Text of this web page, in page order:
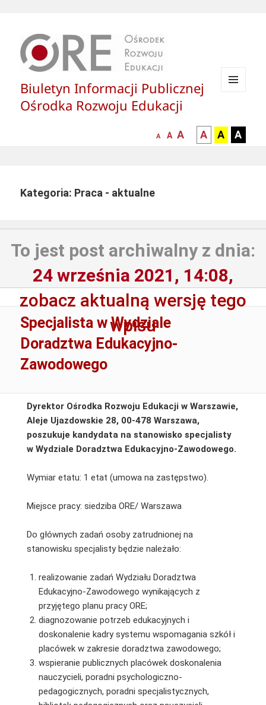
Biuletyn Informacji Publicznej
Ośrodka Rozwoju Edukacji
mniejsza
A
normalna
A
większa-
czcionka
A
kontrast
czarny
A
kontrast
czarny
A
żółty
A
Kategoria: Praca - aktualne
To jest post archiwalny z dnia:
24 września 2021, 14:08,
zobacz aktualną wersję tego
wpisu
Specjalista w Wydziale
Doradztwa Edukacyjno-
Zawodowego
Dyrektor Ośrodka Rozwoju Edukacji w Warszawie,
Aleje Ujazdowskie 28, 00-478 Warszawa,
poszukuje kandydata na stanowisko specjalisty
w Wydziale Doradztwa Edukacyjno-Zawodowego.
Wymiar etatu: 1 etat (umowa na zastępstwo).
Miejsce pracy: siedziba ORE/ Warszawa
Do głównych zadań osoby zatrudnionej na
stanowisku specjalisty będzie należało:
realizowanie zadań Wydziału Doradztwa
Edukacyjno-Zawodowego wynikających z
przyjętego planu pracy ORE;
diagnozowanie potrzeb edukacyjnych i
doskonalenie kadry systemu wspomagania szkół i
placówek w zakresie doradztwa zawodowego;
wspieranie publicznych placówek doskonalenia
nauczycieli, poradni psychologiczno-
pedagogicznych, poradni specjalistycznych,